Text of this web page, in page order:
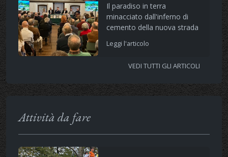
Il paradiso in terra
minacciato dall'inferno di
cemento della nuova strada
Leggi l'articolo
VEDI TUTTI GLI ARTICOLI
Attività da fare